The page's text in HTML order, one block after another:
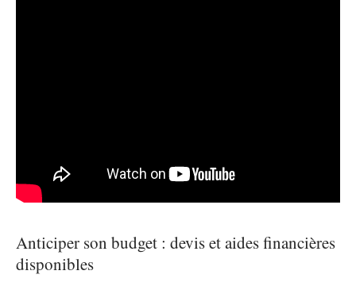
Anticiper son budget : devis et aides financières
disponibles